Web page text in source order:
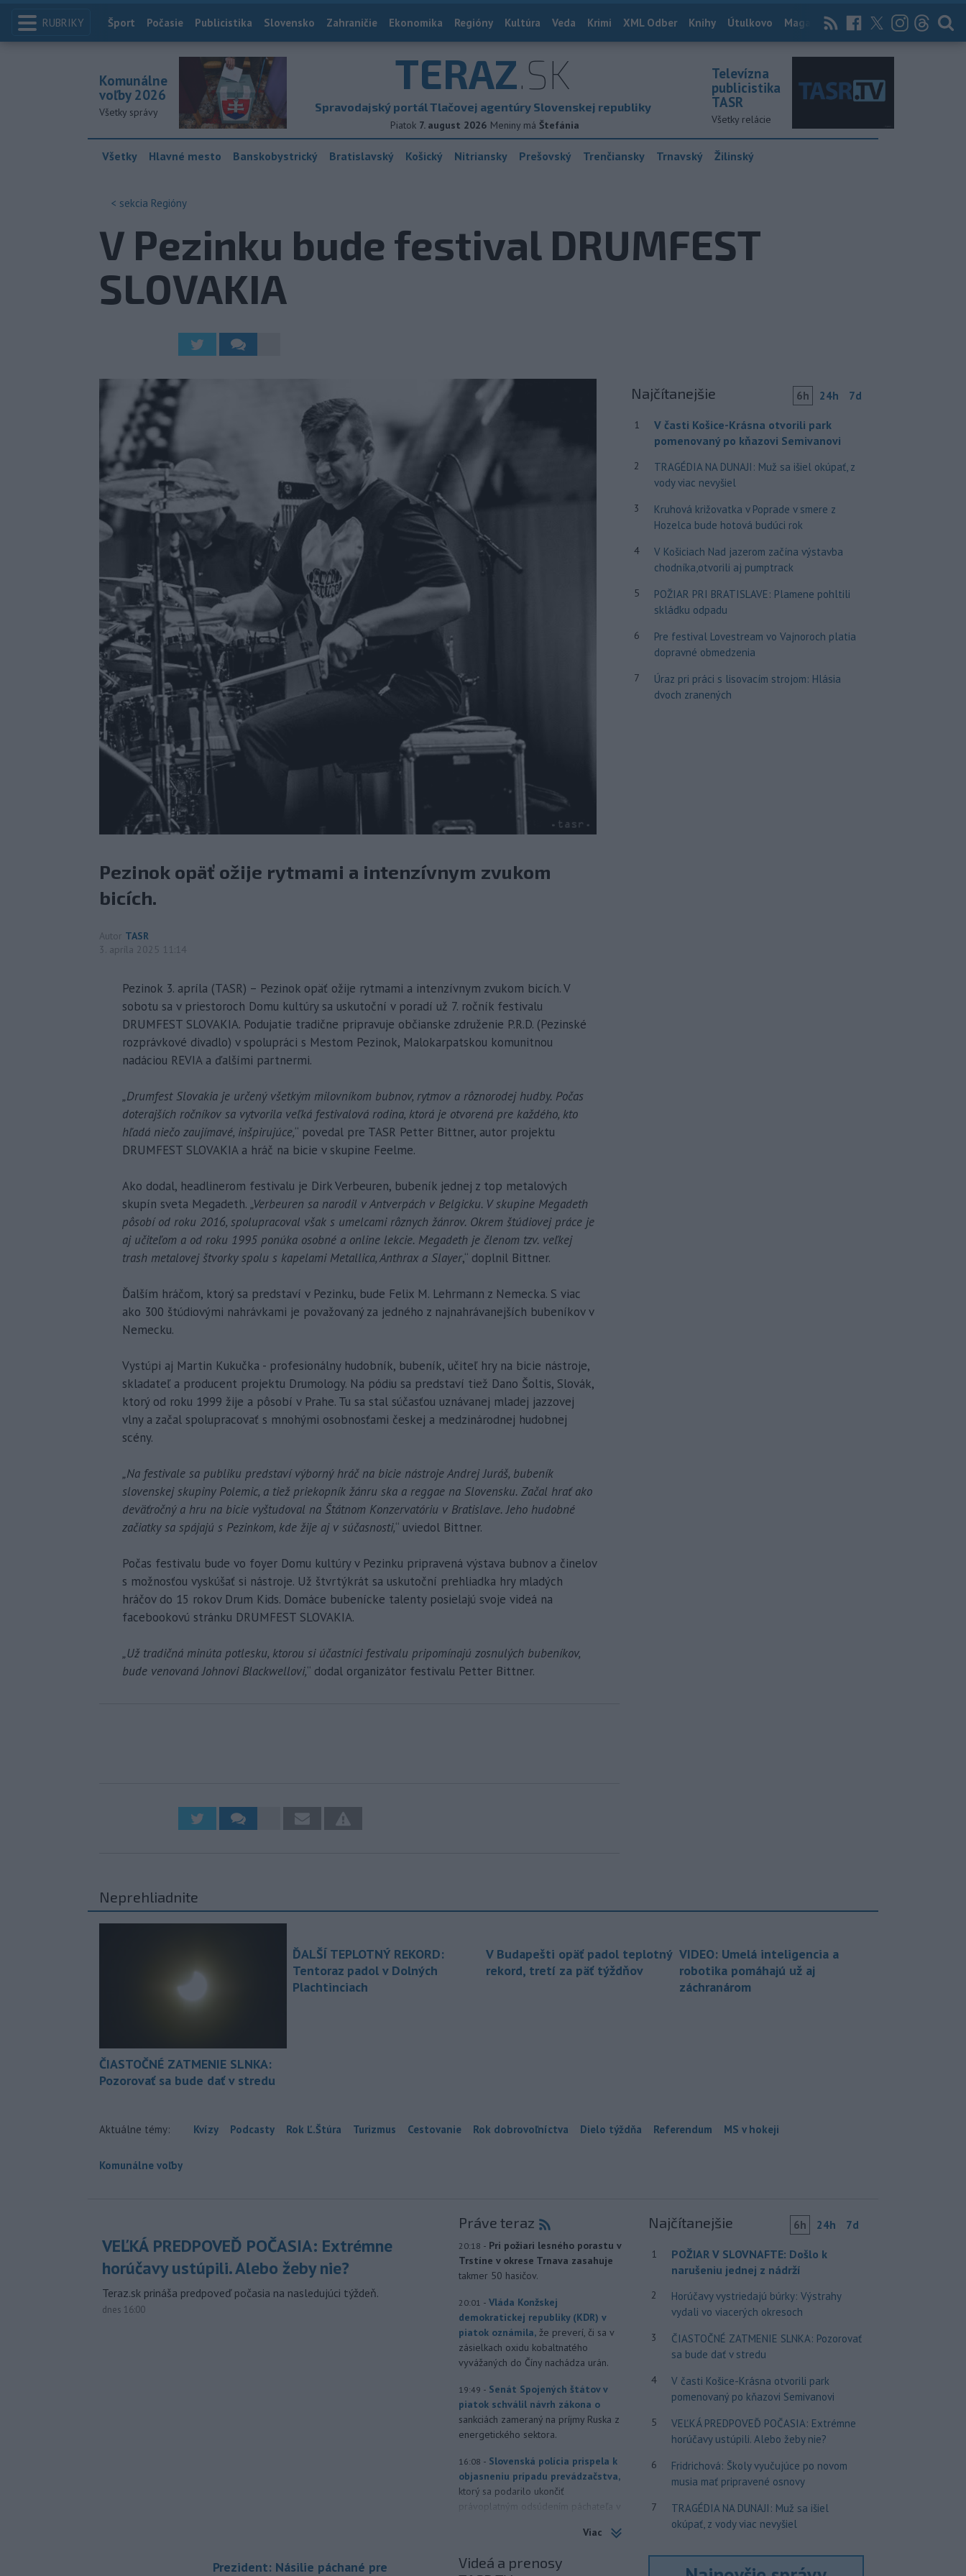
RUBRIKY Index
Šport Počasie Publicistika Slovensko Zahraničie Ekonomika Regióny Kultúra Veda Krimi XML Odber Knihy Útulkovo Magazín News Now Archív
TERAZ.SK
Spravodajský portál Tlačovej agentúry Slovenskej republiky
Piatok 7. august 2026 Meniny má Štefánia
Komunálne
voľby 2026
Všetky správy
Televízna
publicistika
TASR
Všetky relácie
Všetky Hlavné mesto Banskobystrický Bratislavský Košický Nitriansky Prešovský Trenčiansky Trnavský Žilinský
< sekcia Regióny
V Pezinku bude festival DRUMFEST
SLOVAKIA
Pezinok opäť ožije rytmami a intenzívnym zvukom
bicích.
Autor TASR
3. apríla 2025 11:14
Pezinok 3. apríla (TASR) – Pezinok opäť ožije rytmami a intenzívnym zvukom bicích. V
sobotu sa v priestoroch Domu kultúry sa uskutoční v poradí už 7. ročník festivalu
DRUMFEST SLOVAKIA. Podujatie tradične pripravuje občianske združenie P.R.D. (Pezinské
rozprávkové divadlo) v spolupráci s Mestom Pezinok, Malokarpatskou komunitnou
nadáciou REVIA a ďalšími partnermi.
„Drumfest Slovakia je určený všetkým milovníkom bubnov, rytmov a rôznorodej hudby. Počas
doterajších ročníkov sa vytvorila veľká festivalová rodina, ktorá je otvorená pre každého, kto
hľadá niečo zaujímavé, inšpirujúce,“ povedal pre TASR Petter Bittner, autor projektu
DRUMFEST SLOVAKIA a hráč na bicie v skupine Feelme.
Ako dodal, headlinerom festivalu je Dirk Verbeuren, bubeník jednej z top metalových
skupín sveta Megadeth. „Verbeuren sa narodil v Antverpách v Belgicku. V skupine Megadeth
pôsobí od roku 2016, spolupracoval však s umelcami rôznych žánrov. Okrem štúdiovej práce je
aj učiteľom a od roku 1995 ponúka osobné a online lekcie. Megadeth je členom tzv. veľkej
trash metalovej štvorky spolu s kapelami Metallica, Anthrax a Slayer,“ doplnil Bittner.
Ďalším hráčom, ktorý sa predstaví v Pezinku, bude Felix M. Lehrmann z Nemecka. S viac
ako 300 štúdiovými nahrávkami je považovaný za jedného z najnahrávanejších bubeníkov v
Nemecku.
Vystúpi aj Martin Kukučka - profesionálny hudobník, bubeník, učiteľ hry na bicie nástroje,
skladateľ a producent projektu Drumology. Na pódiu sa predstaví tiež Dano Šoltis, Slovák,
ktorý od roku 1999 žije a pôsobí v Prahe. Tu sa stal súčasťou uznávanej mladej jazzovej
vlny a začal spolupracovať s mnohými osobnosťami českej a medzinárodnej hudobnej
scény.
„Na festivale sa publiku predstaví výborný hráč na bicie nástroje Andrej Juráš, bubeník
slovenskej skupiny Polemic, a tiež priekopník žánru ska a reggae na Slovensku. Začal hrať ako
deväťročný a hru na bicie vyštudoval na Štátnom Konzervatóriu v Bratislave. Jeho hudobné
začiatky sa spájajú s Pezinkom, kde žije aj v súčasnosti,“ uviedol Bittner.
Počas festivalu bude vo foyer Domu kultúry v Pezinku pripravená výstava bubnov a činelov
s možnosťou vyskúšať si nástroje. Už štvrtýkrát sa uskutoční prehliadka hry mladých
hráčov do 15 rokov Drum Kids. Domáce bubenícke talenty posielajú svoje videá na
facebookovú stránku DRUMFEST SLOVAKIA.
„Už tradičná minúta potlesku, ktorou si účastníci festivalu pripomínajú zosnulých bubeníkov,
bude venovaná Johnovi Blackwellovi,“ dodal organizátor festivalu Petter Bittner.
Najčítanejšie 6h 24h 7d
1
V časti Košice-Krásna otvorili park
pomenovaný po kňazovi Semivanovi
2
TRAGÉDIA NA DUNAJI: Muž sa išiel okúpať, z
vody viac nevyšiel
3
Kruhová križovatka v Poprade v smere z
Hozelca bude hotová budúci rok
4
V Košiciach Nad jazerom začína výstavba
chodníka,otvorili aj pumptrack
5
POŽIAR PRI BRATISLAVE: Plamene pohltili
skládku odpadu
6
Pre festival Lovestream vo Vajnoroch platia
dopravné obmedzenia
7
Úraz pri práci s lisovacím strojom: Hlásia
dvoch zranených
Neprehliadnite
ČIASTOČNÉ ZATMENIE SLNKA:
Pozorovať sa bude dať v stredu
ĎALŠÍ TEPLOTNÝ REKORD:
Tentoraz padol v Dolných
Plachtinciach
V Budapešti opäť padol teplotný
rekord, tretí za päť týždňov
VIDEO: Umelá inteligencia a
robotika pomáhajú už aj
záchranárom
Aktuálne témy: Kvízy Podcasty Rok Ľ.Štúra Turizmus Cestovanie Rok dobrovoľníctva Dielo týždňa Referendum MS v hokeji
Komunálne voľby
VEĽKÁ PREDPOVEĎ POČASIA: Extrémne
horúčavy ustúpili. Alebo žeby nie?
Teraz.sk prináša predpoveď počasia na nasledujúci týždeň.
dnes 16:00
Prezident: Násilie páchané pre
Práve teraz
20:18 - Pri požiari lesného porastu v
Trstíne v okrese Trnava zasahuje
takmer 50 hasičov.
20:01 - Vláda Konžskej
demokratickej republiky (KDR) v
piatok oznámila, že preverí, či sa v
zásielkach oxidu kobaltnatého
vyvážaných do Číny nachádza urán.
19:49 - Senát Spojených štátov v
piatok schválil návrh zákona o
sankciách zameraný na príjmy Ruska z
energetického sektora.
16:08 - Slovenská polícia prispela k
objasneniu prípadu prevádzačstva,
ktorý sa podarilo ukončiť
právoplatným odsúdením páchateľa v
bratislavskej rafinérii Slovnaft je
Viac
Videá a prenosy
Najčítanejšie 6h 24h 7d
1
POŽIAR V SLOVNAFTE: Došlo k
narušeniu jednej z nádrží
2
Horúčavy vystriedajú búrky: Výstrahy
vydali vo viacerých okresoch
3
ČIASTOČNÉ ZATMENIE SLNKA: Pozorovať
sa bude dať v stredu
4
V časti Košice-Krásna otvorili park
pomenovaný po kňazovi Semivanovi
5
VEĽKÁ PREDPOVEĎ POČASIA: Extrémne
horúčavy ustúpili. Alebo žeby nie?
6
Fridrichová: Školy vyučujúce po novom
musia mať pripravené osnovy
7
TRAGÉDIA NA DUNAJI: Muž sa išiel
okúpať, z vody viac nevyšiel